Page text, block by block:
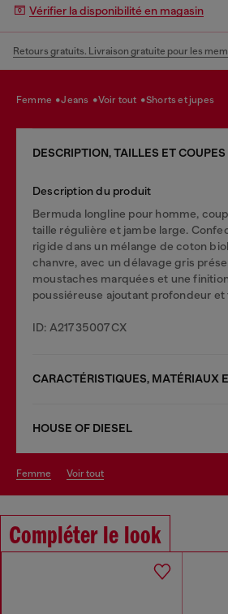
Vérifier la disponibilité en magasin
Retours gratuits. Livraison gratuite pour les
femme jeans voir tout shorts et jupes
DESCRIPTION, TAILLES ET COUPES
Description du produit
Bermuda longline pour homme,
taille régulière et jambe large.
rigide dans un mélange de coton
chanvre, avec un délavage gris
moustaches marquées et une
poussiéreuse ajoutant profondeur et
ID: A21735007CX
CARACTÉRISTIQUES, MATÉRIAUX
HOUSE OF DIESEL
femme voir tout
Compléter le look